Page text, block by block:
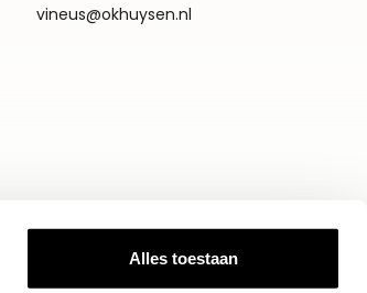
Alles toestaan
vineus@okhuysen.nl